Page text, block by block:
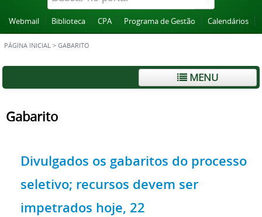
Webmail Biblioteca CPA Programa de Gestão Calendários
PÁGINA INICIAL > GABARITO
MENU
Gabarito
Divulgados os gabaritos do processo
seletivo; recursos devem ser
impetrados hoje, 22